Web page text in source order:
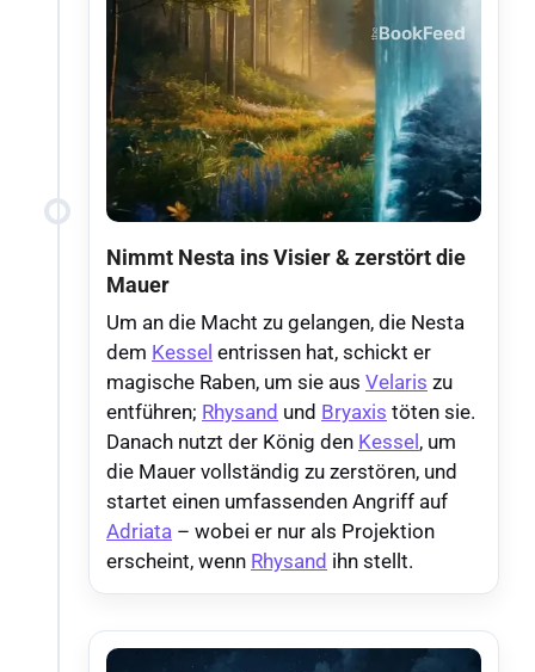
Nimmt Nesta ins Visier & zerstört die
Mauer
Um an die Macht zu gelangen, die Nesta
dem Kessel entrissen hat, schickt er
magische Raben, um sie aus Velaris zu
entführen; Rhysand und Bryaxis töten sie.
Danach nutzt der König den Kessel , um
die Mauer vollständig zu zerstören, und
startet einen umfassenden Angriff auf
Adriata – wobei er nur als Projektion
erscheint, wenn Rhysand ihn stellt.